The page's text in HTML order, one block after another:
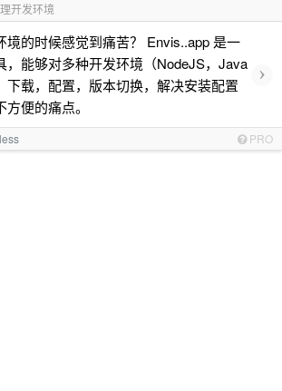
开发环境
境的时候感觉到痛苦？ Envis..app 是一
，能够对多种开发环境（NodeJS，Java
下载，配置，版本切换，解决安装配置
便的痛点。
›
PRO